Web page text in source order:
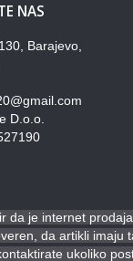
NAS
Barajevo,
D.o.o.
je internet
da artikli imaju
ukoliko